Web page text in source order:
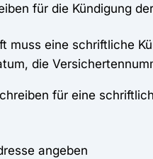
für die Kündigung
muss eine schriftliche
die
für eine
angeben